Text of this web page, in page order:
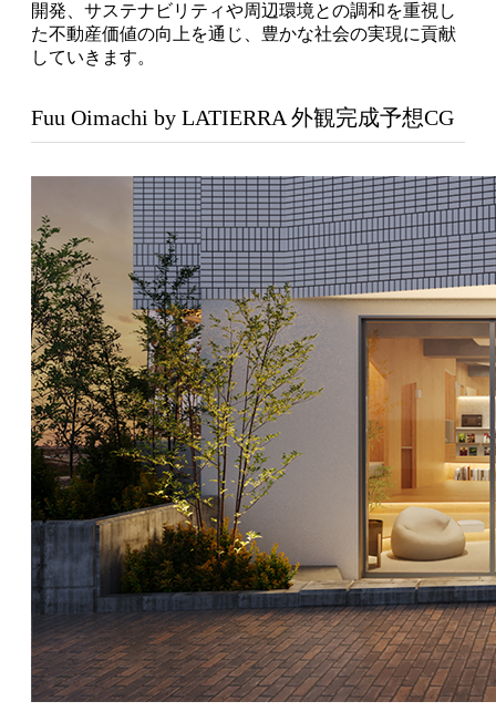
開発、サステナビリティや周辺環境との調和を重視し
た不動産価値の向上を通じ、豊かな社会の実現に貢献
していきます。
Fuu Oimachi by LATIERRA 外観完成予想CG